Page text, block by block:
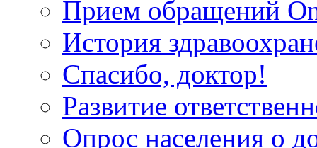
Прием обращений
История
Спасибо, доктор!
Развитие
Опрос населения о